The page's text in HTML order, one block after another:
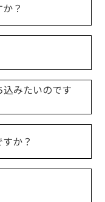
？
みたいのです
か？